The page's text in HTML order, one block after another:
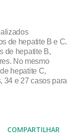
de hepatite B e C.
de hepatite B,
No mesmo
hepatite C,
34 e 27 casos para
COMPARTILHAR